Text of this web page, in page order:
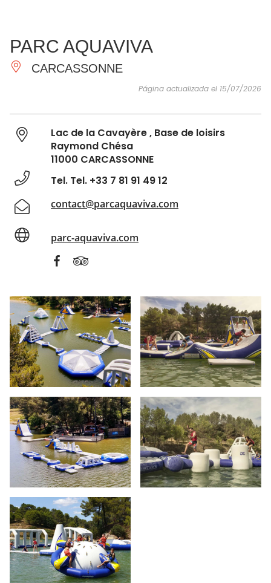
IMPRESCINDIBLES
HACER
PARC AQUAVIVA
CARCASSONNE
Página actualizada el 15/07/2026
Lac de la Cavayère , Base de loisirs
Raymond Chésa
11000 CARCASSONNE
Tel. Tel. +33 7 81 91 49 12
contact@parcaquaviva.com
parc-aquaviva.com